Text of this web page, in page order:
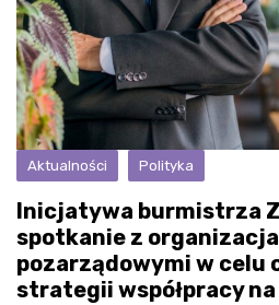
Aktualności Polityka
Inicjatywa burmistrza
spotkanie z
pozarządowymi w celu
strategii współpracy